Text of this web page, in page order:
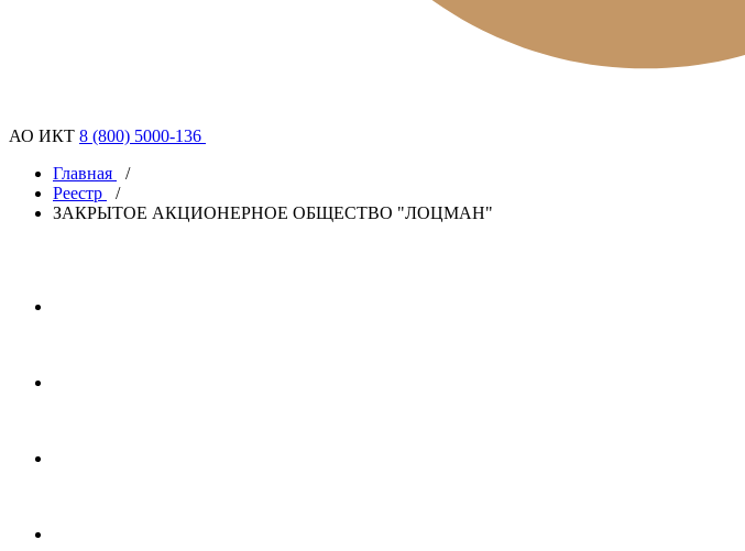
АО ИКТ 8 (800) 5000-136
Главная
/
Реестр
/
ЗАКРЫТОЕ АКЦИОНЕРНОЕ ОБЩЕСТВО "ЛОЦМАН"